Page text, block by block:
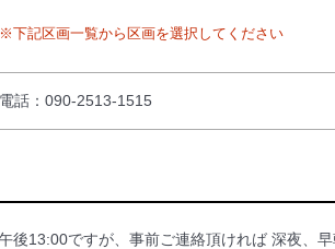
※下記区画一覧から区画を選択してください
電話：090-2513-1515
後13:00ですが、事前ご連絡頂ければ 深夜、